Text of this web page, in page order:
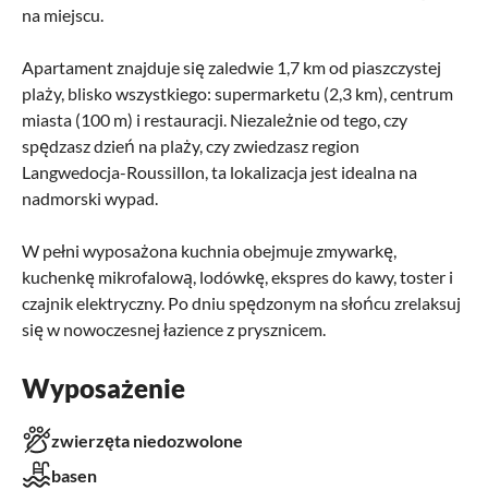
na miejscu.
Apartament znajduje się zaledwie 1,7 km od piaszczystej
plaży, blisko wszystkiego: supermarketu (2,3 km), centrum
miasta (100 m) i restauracji. Niezależnie od tego, czy
spędzasz dzień na plaży, czy zwiedzasz region
Langwedocja-Roussillon, ta lokalizacja jest idealna na
nadmorski wypad.
W pełni wyposażona kuchnia obejmuje zmywarkę,
kuchenkę mikrofalową, lodówkę, ekspres do kawy, toster i
czajnik elektryczny. Po dniu spędzonym na słońcu zrelaksuj
się w nowoczesnej łazience z prysznicem.
Wyposażenie
zwierzęta niedozwolone
basen